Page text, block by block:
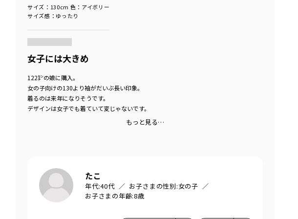
サイズ感 ：ゆったり
サイズ：130cm 色：アイボリー
女子には大きめ
122㌢の娘に購入。
女の子向けの130より袖がだいぶ長い印象。
着るのは来年になりそうです。
デザインは女子でも着ていて変じゃないです。
もっと見る…
たこ
年代:40代 お子さまの性別:女の子
お子さまの年齢:8歳